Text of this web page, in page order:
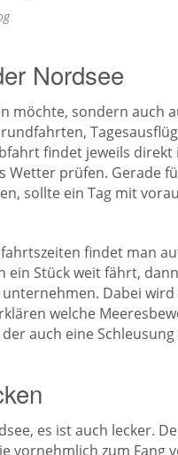
Nordsee
möchte, sondern auch
findet jeweils
Wetter prüfen. Gerade
sollte ein Tag mit
findet man
ein Stück weit fährt,
Dabei
welche
auch eine
es ist auch lecker.
vornehmlich zum Fang